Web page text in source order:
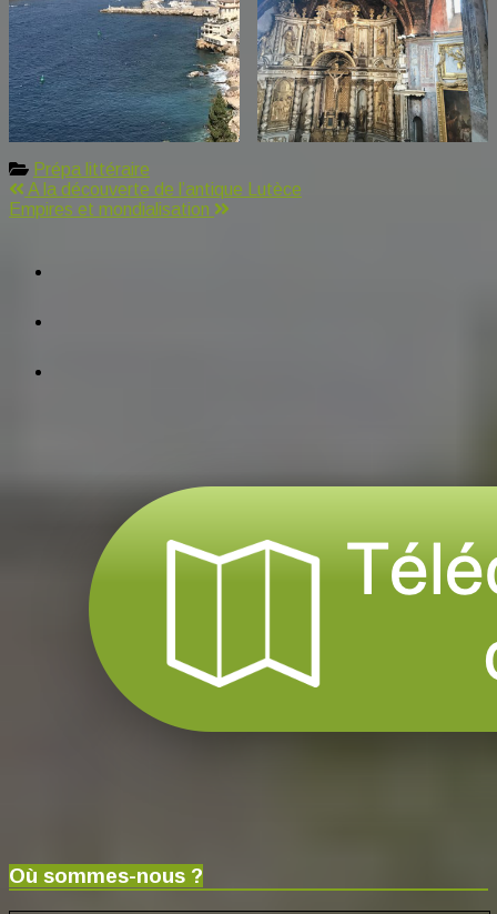
Prépa littéraire
Navigation
de
A la découverte de l’antique Lutèce
Empires et mondialisation
Où sommes-nous ?